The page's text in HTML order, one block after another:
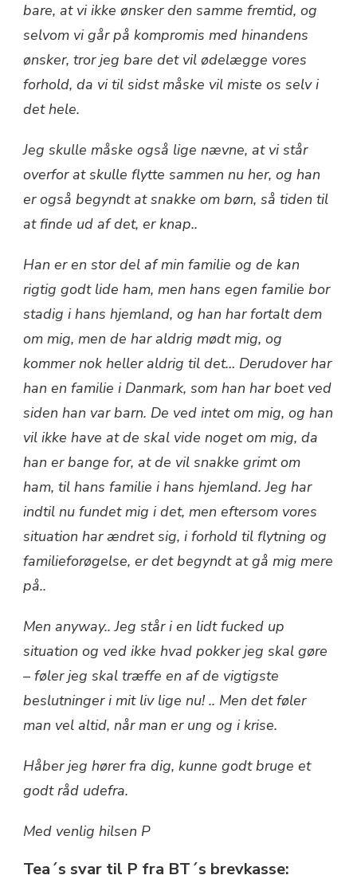
bare, at vi ikke ønsker den samme fremtid, og
selvom vi går på kompromis med hinandens
ønsker, tror jeg bare det vil ødelægge vores
forhold, da vi til sidst måske vil miste os selv i
det hele.
Jeg skulle måske også lige nævne, at vi står
overfor at skulle flytte sammen nu her, og han
er også begyndt at snakke om børn, så tiden til
at finde ud af det, er knap..
Han er en stor del af min familie og de kan
rigtig godt lide ham, men hans egen familie bor
stadig i hans hjemland, og han har fortalt dem
om mig, men de har aldrig mødt mig, og
kommer nok heller aldrig til det… Derudover har
han en familie i Danmark, som han har boet ved
siden han var barn. De ved intet om mig, og han
vil ikke have at de skal vide noget om mig, da
han er bange for, at de vil snakke grimt om
ham, til hans familie i hans hjemland. Jeg har
indtil nu fundet mig i det, men eftersom vores
situation har ændret sig, i forhold til flytning og
familieforøgelse, er det begyndt at gå mig mere
på..
Men anyway.. Jeg står i en lidt fucked up
situation og ved ikke hvad pokker jeg skal gøre
– føler jeg skal træffe en af de vigtigste
beslutninger i mit liv lige nu! .. Men det føler
man vel altid, når man er ung og i krise.
Håber jeg hører fra dig, kunne godt bruge et
godt råd udefra.
Med venlig hilsen P
Tea´s svar til P fra BT´s brevkasse: